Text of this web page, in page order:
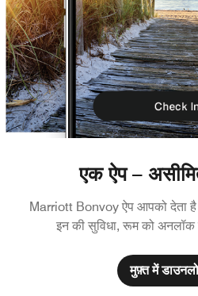
एक ऐप –
Marriott Bonvoy ऐप आपको देता
इन की सुविधा, रूम को
मुफ़्त में